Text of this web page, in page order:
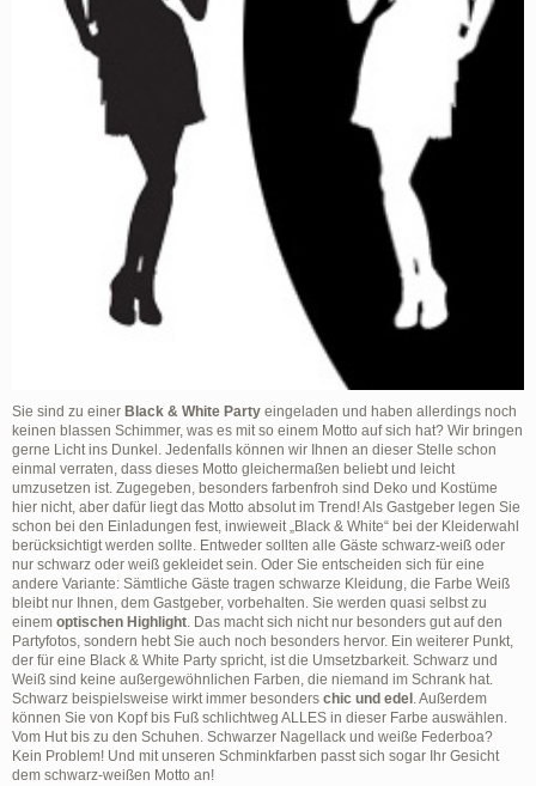
Sie sind zu einer Black & White Party eingeladen und haben allerdings noch
keinen blassen Schimmer, was es mit so einem Motto auf sich hat? Wir bringen
gerne Licht ins Dunkel. Jedenfalls können wir Ihnen an dieser Stelle schon
einmal verraten, dass dieses Motto gleichermaßen beliebt und leicht
umzusetzen ist. Zugegeben, besonders farbenfroh sind Deko und Kostüme
hier nicht, aber dafür liegt das Motto absolut im Trend! Als Gastgeber legen Sie
schon bei den Einladungen fest, inwieweit „Black & White“ bei der Kleiderwahl
berücksichtigt werden sollte. Entweder sollten alle Gäste schwarz-weiß oder
nur schwarz oder weiß gekleidet sein. Oder Sie entscheiden sich für eine
andere Variante: Sämtliche Gäste tragen schwarze Kleidung, die Farbe Weiß
bleibt nur Ihnen, dem Gastgeber, vorbehalten. Sie werden quasi selbst zu
einem optischen Highlight. Das macht sich nicht nur besonders gut auf den
Partyfotos, sondern hebt Sie auch noch besonders hervor. Ein weiterer Punkt,
der für eine Black & White Party spricht, ist die Umsetzbarkeit. Schwarz und
Weiß sind keine außergewöhnlichen Farben, die niemand im Schrank hat.
Schwarz beispielsweise wirkt immer besonders chic und edel . Außerdem
können Sie von Kopf bis Fuß schlichtweg ALLES in dieser Farbe auswählen.
Vom Hut bis zu den Schuhen. Schwarzer Nagellack und weiße Federboa?
Kein Problem! Und mit unseren Schminkfarben passt sich sogar Ihr Gesicht
dem schwarz-weißen Motto an!